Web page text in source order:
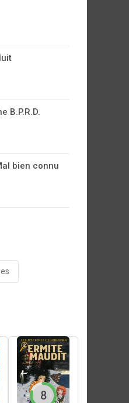
B.P.R.D.
bien connu
8